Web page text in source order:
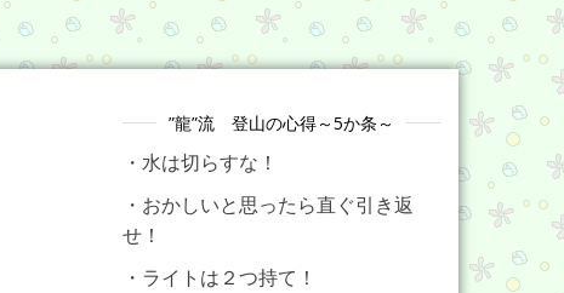
”龍”流 登山の心得～5か条～
・水は切らすな！
・おかしいと思ったら直ぐ引き返
せ！
・ライトは２つ持て！